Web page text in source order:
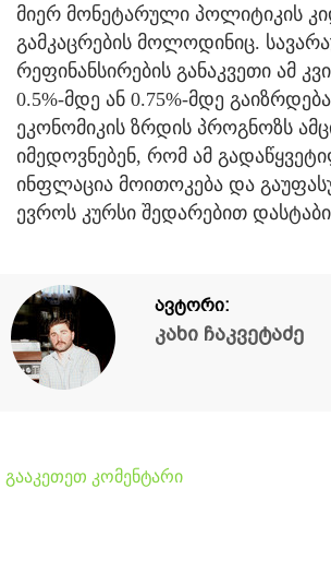
მიერ მონეტარული პოლიტიკის
გამკაცრების მოლოდინიც.
რეფინანსირების განაკვეთი ამ
0.5%-მდე ან 0.75%-მდე
ეკონომიკის ზრდის პროგნოზს
იმედოვნებენ, რომ ამ
ინფლაცია მოითოკება და
ევროს კურსი შედარებით
ავტორი:
კახი ჩაკვეტაძე
გააკეთეთ კომენტარი